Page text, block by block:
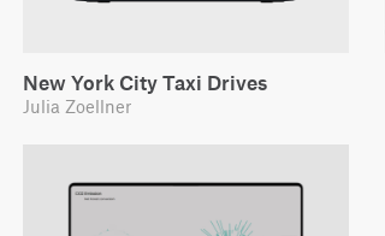
New York City Taxi Drives
Julia Zoellner